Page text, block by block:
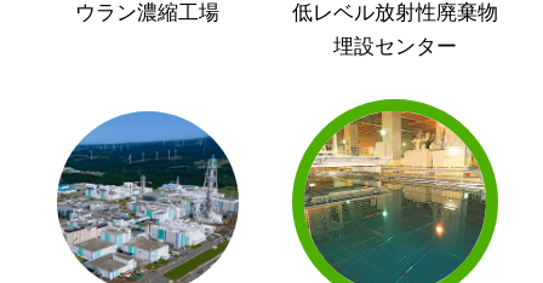
ウラン濃縮工場
低レベル放射性廃棄物
埋設センター